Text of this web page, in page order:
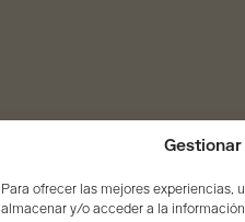
Para ofrecer las mejores experiencias,
almacenar y/o acceder a la